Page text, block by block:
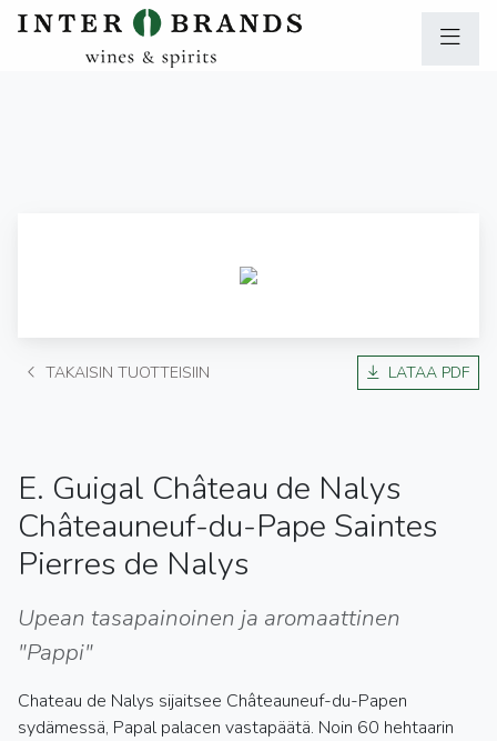
TAKAISIN TUOTTEISIIN LATAA PDF
E. Guigal Château de Nalys
Châteauneuf-du-Pape Saintes
Pierres de Nalys
Upean tasapainoinen ja aromaattinen
"Pappi"
Chateau de Nalys sijaitsee Châteauneuf-du-Papen
sydämessä, Papal palacen vastapäätä. Noin 60 hehtaarin